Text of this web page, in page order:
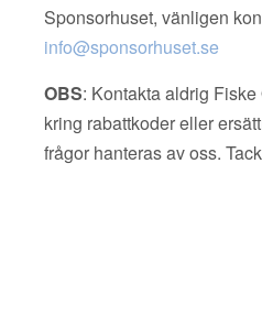
Sponsorhuset, vänligen
info@sponsorhuset.se
OBS: Kontakta aldrig
kring rabattkoder eller
frågor hanteras av oss.